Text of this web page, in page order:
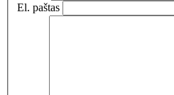
El. paštas